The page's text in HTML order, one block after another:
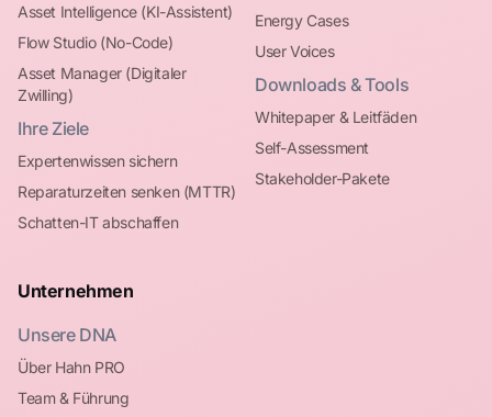
Asset Intelligence (KI-Assistent)
Flow Studio (No-Code)
Asset Manager (Digitaler
Zwilling)
Ihre Ziele
Expertenwissen sichern
Reparaturzeiten senken (MTTR)
Schatten-IT abschaffen
Energy Cases
User Voices
Downloads & Tools
Whitepaper & Leitfäden
Self-Assessment
Stakeholder-Pakete
Unternehmen
Unsere DNA
Über Hahn PRO
Team & Führung